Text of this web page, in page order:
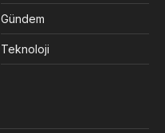
Gündem
Teknoloji